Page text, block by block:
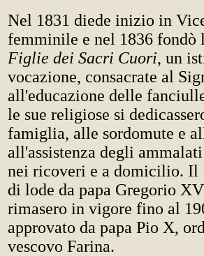
Nel 1831 diede inizio in
femminile e nel 1836 fondò
Figlie dei Sacri Cuori, un
vocazione, consacrate al
all'educazione delle
le sue religiose si
famiglia, alle sordomute e
all'assistenza degli
nei ricoveri e a domicilio. Il
di lode da papa Gregorio
rimasero in vigore fino al
approvato da papa Pio X,
vescovo Farina.